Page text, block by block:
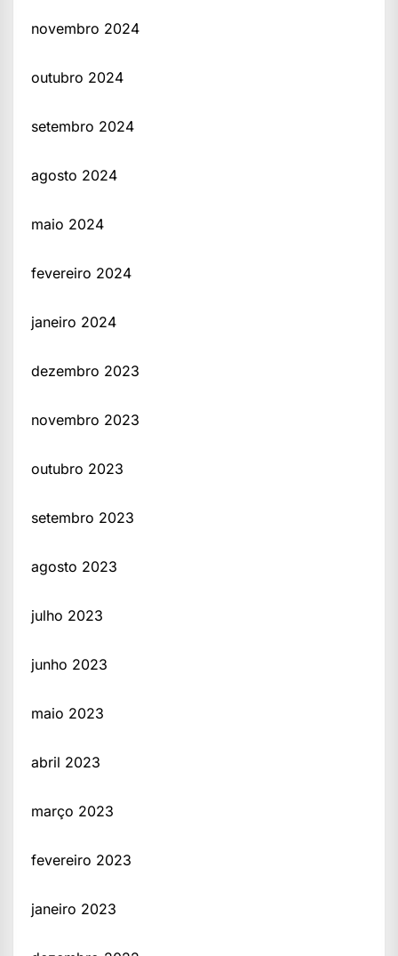
novembro 2024
outubro 2024
setembro 2024
agosto 2024
maio 2024
fevereiro 2024
janeiro 2024
dezembro 2023
novembro 2023
outubro 2023
setembro 2023
agosto 2023
julho 2023
junho 2023
maio 2023
abril 2023
março 2023
fevereiro 2023
janeiro 2023